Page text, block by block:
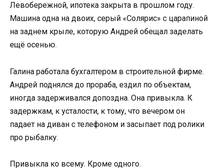
Левобережной, ипотека закрыта в прошлом году.
Машина одна на двоих, серый «Солярис» с царапиной
на заднем крыле, которую Андрей обещал заделать
ещё осенью.
Галина работала бухгалтером в строительной фирме.
Андрей поднялся до прораба, ездил по объектам,
иногда задерживался допоздна. Она привыкла. К
задержкам, к усталости, к тому, что вечером он
падает на диван с телефоном и засыпает под ролики
про рыбалку.
Привыкла ко всему. Кроме одного.